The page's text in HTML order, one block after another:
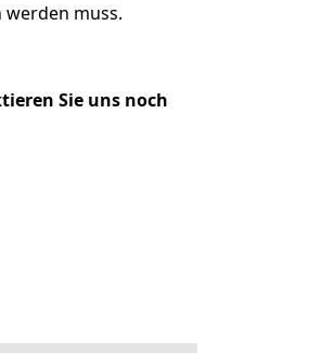
werden muss.
Sie uns noch